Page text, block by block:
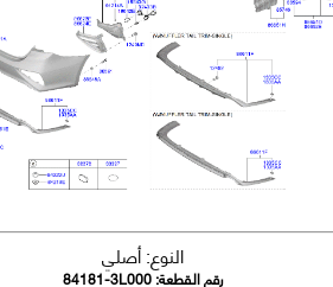
النوع: أصلي
رقم القطعة:84181-3L000